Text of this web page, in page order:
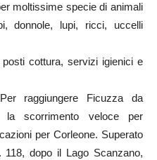
moltissime specie di animali
donnole, lupi, ricci, uccelli
cottura, servizi igienici e
Per raggiungere Ficuzza da
la scorrimento veloce per
per Corleone. Superato
dopo il Lago Scanzano,